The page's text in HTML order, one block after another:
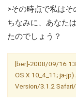
>その時点で私は
ちなみに、あなた
たのでしょう？
[ber]-2008/09/16
OS X 10_4_11; ja-
Version/3.1.2